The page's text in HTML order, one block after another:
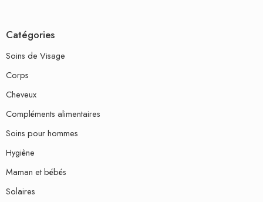
Catégories
Soins de Visage
Corps
Cheveux
Compléments alimentaires
Soins pour hommes
Hygiène
Maman et bébés
Solaires